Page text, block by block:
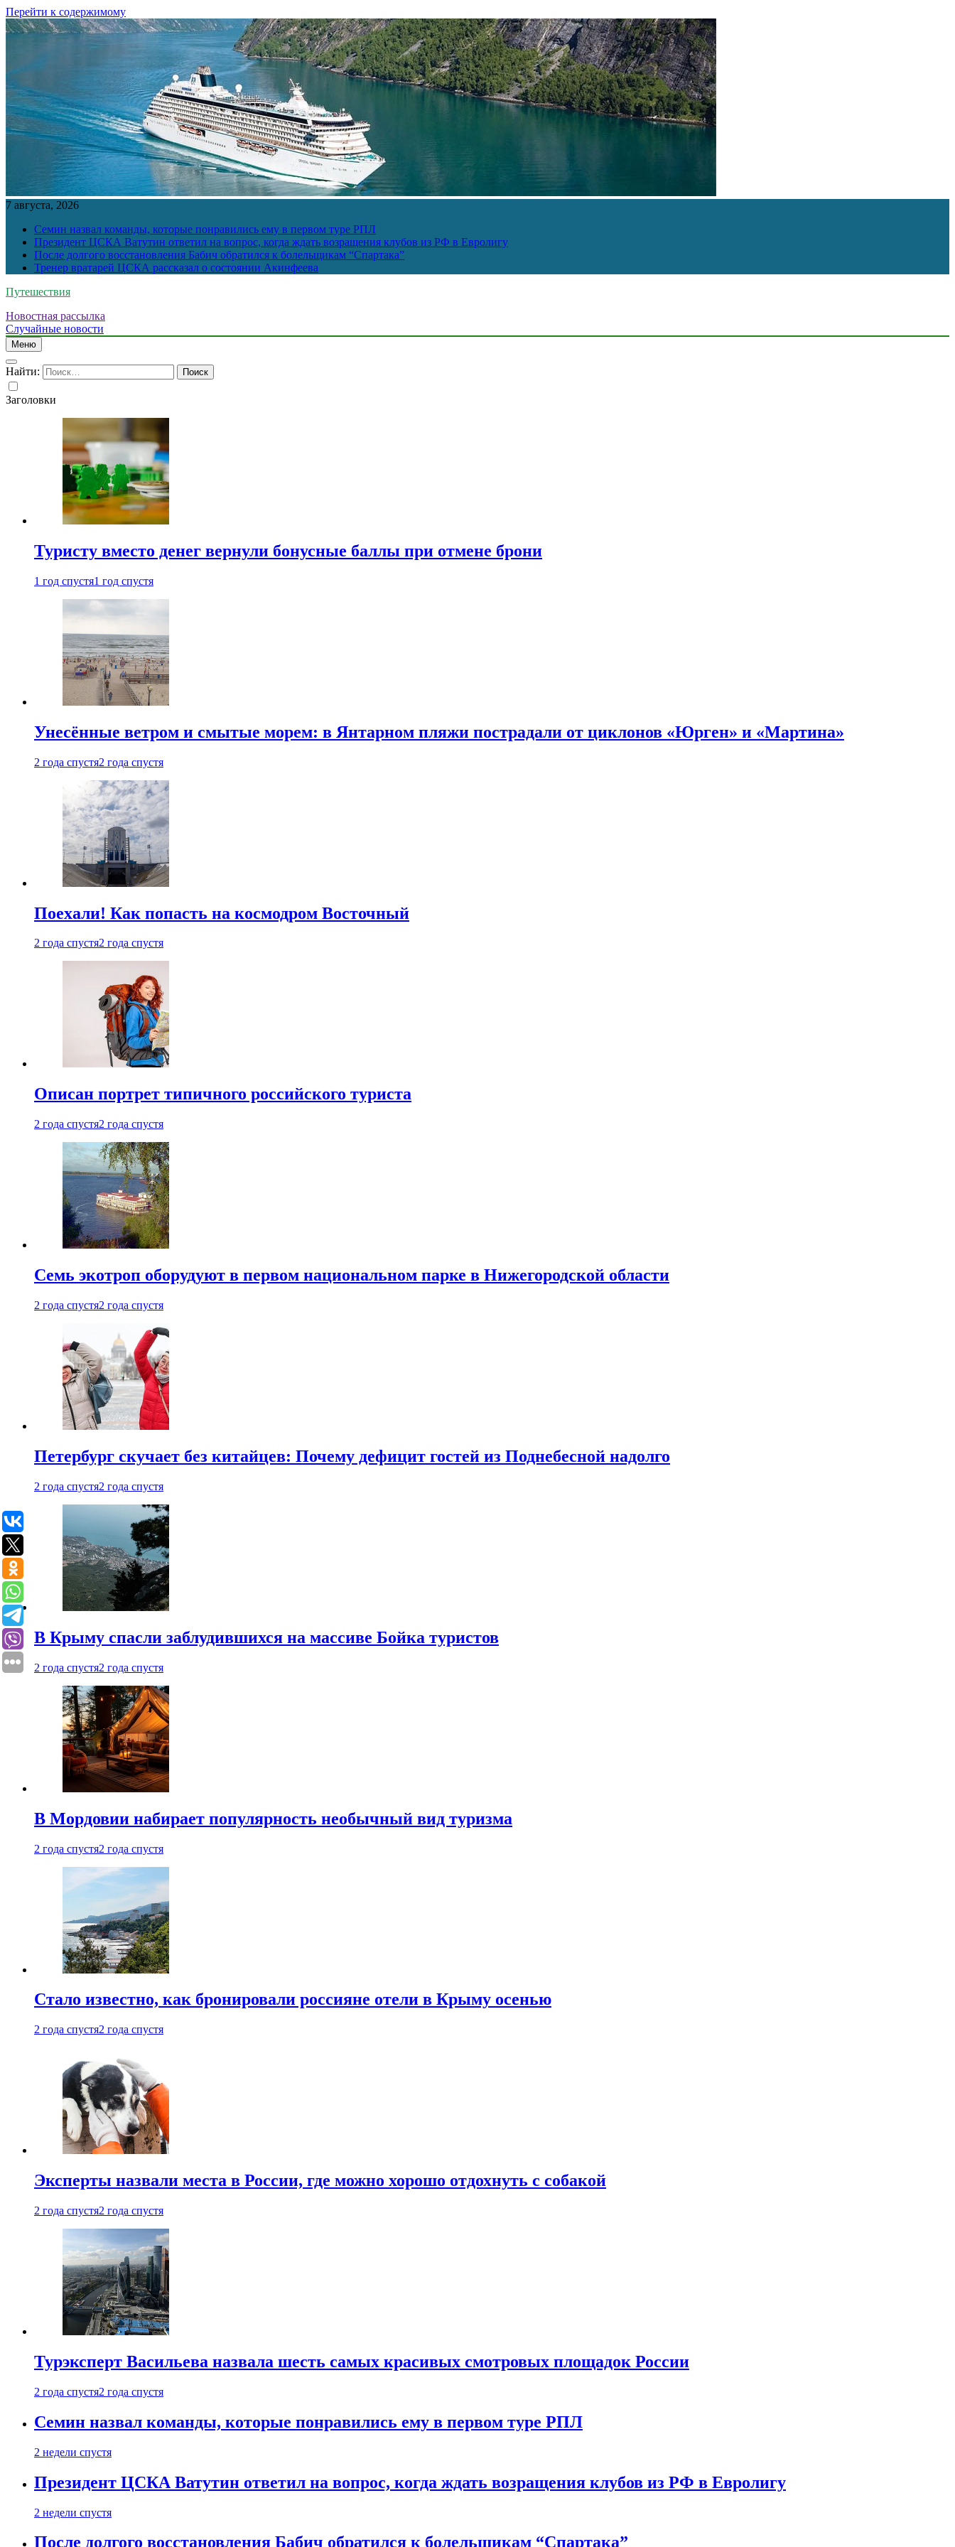
Перейти к содержимому
7 августа, 2026
Семин назвал команды, которые понравились ему в первом туре РПЛ
Президент ЦСКА Ватутин ответил на вопрос, когда ждать возращения клубов из РФ в Евролигу
После долгого восстановления Бабич обратился к болельщикам “Спартака”
Тренер вратарей ЦСКА рассказал о состоянии Акинфеева
Путешествия
Новостная рассылка
Случайные новости
Меню
Найти:
Заголовки
Туристу вместо денег вернули бонусные баллы при отмене брони
1 год спустя1 год спустя
Унесённые ветром и смытые морем: в Янтарном пляжи пострадали от циклонов «Юрген» и «Мартина»
2 года спустя2 года спустя
Поехали! Как попасть на космодром Восточный
2 года спустя2 года спустя
Описан портрет типичного российского туриста
2 года спустя2 года спустя
Семь экотроп оборудуют в первом национальном парке в Нижегородской области
2 года спустя2 года спустя
Петербург скучает без китайцев: Почему дефицит гостей из Поднебесной надолго
2 года спустя2 года спустя
В Крыму спасли заблудившихся на массиве Бойка туристов
2 года спустя2 года спустя
В Мордовии набирает популярность необычный вид туризма
2 года спустя2 года спустя
Стало известно, как бронировали россияне отели в Крыму осенью
2 года спустя2 года спустя
Эксперты назвали места в России, где можно хорошо отдохнуть с собакой
2 года спустя2 года спустя
Турэксперт Васильева назвала шесть самых красивых смотровых площадок России
2 года спустя2 года спустя
Семин назвал команды, которые понравились ему в первом туре РПЛ
2 недели спустя
Президент ЦСКА Ватутин ответил на вопрос, когда ждать возращения клубов из РФ в Евролигу
2 недели спустя
После долгого восстановления Бабич обратился к болельщикам “Спартака”